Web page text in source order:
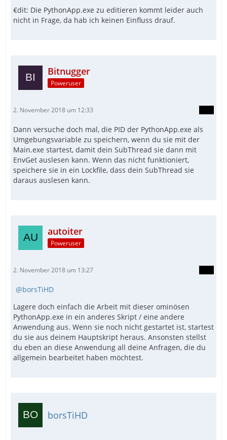
€dit: Die PythonApp.exe zu editieren kommt leider auch
nicht in Frage, da hab ich keinen Einfluss drauf.
Bitnugger
Poweruser
2. November 2018 um 12:33
Dann versuche doch mal, die PID der PythonApp.exe als
Umgebungsvariable zu speichern, wenn du sie mit der
Main.exe startest, damit dein SubThread sie dann mit
EnvGet auslesen kann. Wenn das nicht funktioniert,
speichere sie in ein Lockfile, dass dein SubThread sie
daraus auslesen kann.
autoiter
Poweruser
2. November 2018 um 13:27
borsTiHD
Lagere doch einfach die Arbeit mit dieser ominösen
PythonApp.exe in ein anderes Skript / eine andere
Anwendung aus. Wenn sie noch nicht gestartet ist, startest
du sie aus deinem Hauptskript heraus. Ansonsten stellst
du eben an diese Anwendung all deine Anfragen, die du
allgemein bearbeitet haben möchtest.
borsTiHD